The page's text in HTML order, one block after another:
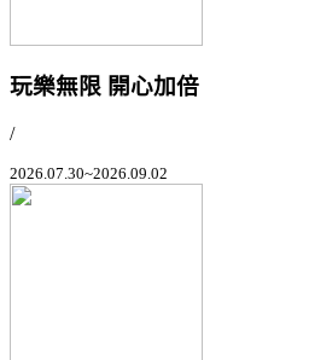
玩樂無限 開心加倍
/
2026.07.30~2026.09.02